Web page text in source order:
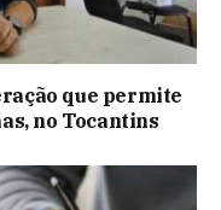
que permite
no Tocantins